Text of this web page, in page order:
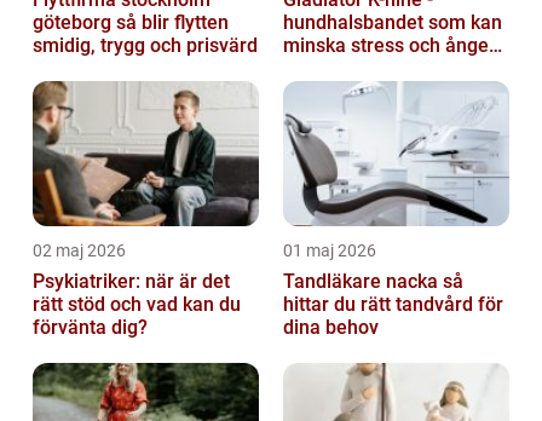
göteborg så blir flytten
smidig, trygg och prisvärd
hundhalsbandet som kan
minska stress och ångest
02 maj 2026
Psykiatriker: när är det
rätt stöd och vad kan du
förvänta dig?
01 maj 2026
Tandläkare nacka så
hittar du rätt tandvård för
dina behov